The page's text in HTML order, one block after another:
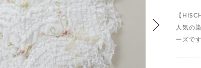
【
人気の
ーズです